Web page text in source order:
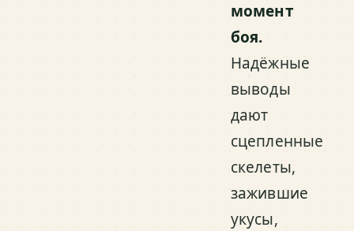
момент
боя.
Надёжные
выводы
дают
сцепленные
скелеты,
зажившие
укусы,